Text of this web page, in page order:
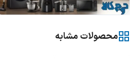
محصولات مشابه